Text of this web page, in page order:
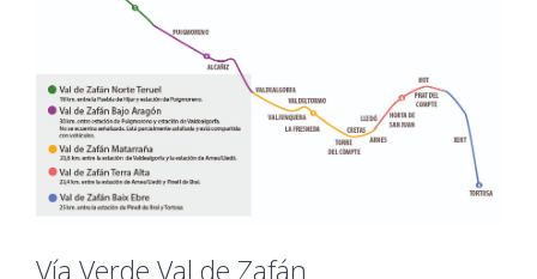
Vía Verde Val de Zafán